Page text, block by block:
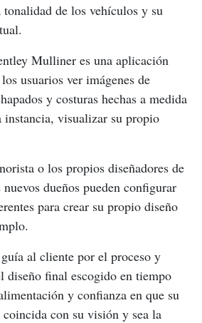
de los vehículos y su
Mulliner es una aplicación
usuarios ver imágenes de
y costuras hechas a medida
visualizar su propio
o los propios diseñadores de
dueños pueden configurar
para crear su propio diseño
al cliente por el proceso y
diseño final escogido en tiempo
y confianza en que su
con su visión y sea la